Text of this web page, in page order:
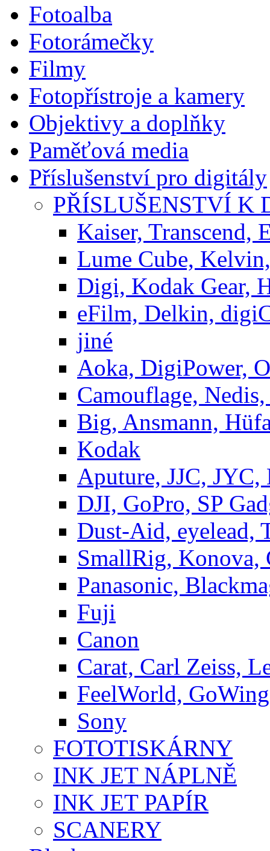
Fotoalba
Fotorámečky
Filmy
Fotopřístroje a kamery
Objektivy a doplňky
Paměťová media
Příslušenství pro digitály
PŘÍSLUŠENSTVÍ K
Kaiser, Transcend,
Lume Cube,
Digi, Kodak Gear,
eFilm, Delkin,
jiné
Aoka, DigiPower,
Camouflage,
Big, Ansmann,
Kodak
Aputure, JJC, JYC,
DJI, GoPro, SP
Dust-Aid, eyelead,
SmallRig, Konova,
Panasonic,
Fuji
Canon
Carat, Carl Zeiss,
FeelWorld,
Sony
FOTOTISKÁRNY
INK JET NÁPLNĚ
INK JET PAPÍR
SCANERY